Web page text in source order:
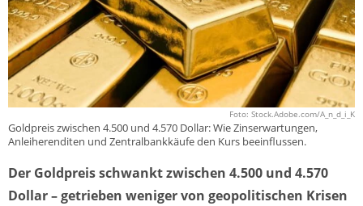
Foto: Stock.Adobe.com/A_n_d_i_K
Goldpreis zwischen 4.500 und 4.570 Dollar: Wie Zinserwartungen,
Anleiherenditen und Zentralbankkäufe den Kurs beeinflussen.
Der Goldpreis schwankt zwischen 4.500 und 4.570
Dollar – getrieben weniger von geopolitischen Krisen